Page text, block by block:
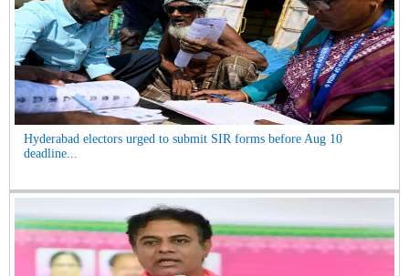
Hyderabad electors urged to submit SIR forms before Aug 10
deadline...